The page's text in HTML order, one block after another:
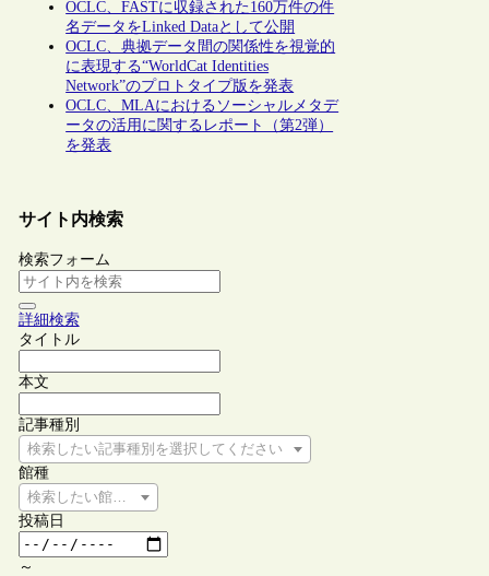
OCLC、FASTに収録された160万件の件
名データをLinked Dataとして公開
OCLC、典拠データ間の関係性を視覚的
に表現する“WorldCat Identities
Network”のプロトタイプ版を発表
OCLC、MLAにおけるソーシャルメタデ
ータの活用に関するレポート（第2弾）
を発表
サイト内検索
検索フォーム
詳細検索
タイトル
本文
記事種別
検索したい記事種別を選択してください
館種
検索したい館種を選択してください
投稿日
～